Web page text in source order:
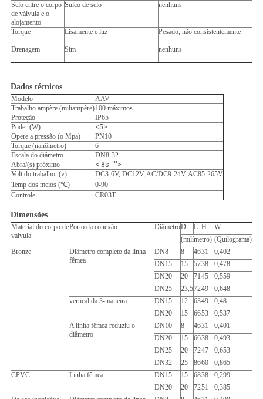
Selo entre o corpo
de válvula e o
alojamento
Sulco de selo nenhuns
Torque Lisamente e luz Pesado, não consistentemente
Drenagem Sim nenhuns
Dados técnicos
Modelo
AAV
Trabalho ampère (miliampère)100 máximos
Proteção
IP65
Poder (W)
<5>
Opere a pressão (o Mpa)
PN10
Torque (nanômetro)
6
Escala do diâmetro
DN8-32
Abra/(s) próximo
< 8s="">
Volt do trabalho. (v)
DC3-6V, DC12V, AC/DC9-24V, AC85-265V
Temp dos meios (℃)
0-90
Controle
CR03T
Dimensões
Material do corpo de
válvula
Porto da conexão DiâmetroD L H
W
(milímetro) (Quilograma)
Bronze
Diâmetro completo da linha
fêmea
DN8 8 4631
0,402
DN15
15 5738
0,478
DN20
20 7145
0,559
DN25
23,57249
0,648
vertical da 3-maneira
DN15 12 6349
0,48
DN20
15 6653
0,537
A linha fêmea reduziu o
diâmetro
DN10 8 4631
0,401
DN20
15 6638
0,493
DN25
20 7247
0,653
DN32
25 8660
0,865
CPVC
Linha fêmea DN15 15 6838
0,299
DN20
20 7251
0,385